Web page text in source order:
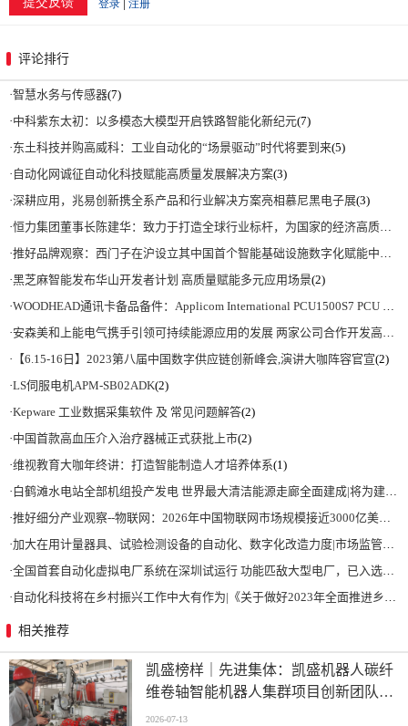
评论排行
·智慧水务与传感器(7)
·中科紫东太初：以多模态大模型开启铁路智能化新纪元(7)
·东土科技并购高威科：工业自动化的“场景驱动”时代将要到来(5)
· 自动化网诚征自动化科技赋能高质量发展解决方案(3)
·深耕应用，兆易创新携全系产品和行业解决方案亮相慕尼黑电子展(3)
·恒力集团董事长陈建华：致力于打造全球行业标杆，为国家的经济高质量发展贡献更大力量|上海电气集团党委书记、董事长吴磊来访
·推好品牌观察：西门子在沪设立其中国首个智能基础设施数字化赋能中心
·黑芝麻智能发布华山开发者计划 高质量赋能多元应用场景(2)
·WOODHEAD通讯卡备品备件：Applicom International PCU1500S7 PCU 1500 S7 V4.5.0
·安森美和上能电气携手引领可持续能源应用的发展 两家公司合作开发高性能储能和太阳能组串式逆变器方案 以实现可持续的未来
· 【6.15-16日】2023第八届中国数字供应链创新峰会,演讲大咖阵容官宣(2)
·LS伺服电机APM-SB02ADK(2)
·Kepware 工业数据采集软件 及 常见问题解答(2)
·中国首款高血压介入治疗器械正式获批上市(2)
·维视教育大咖年终讲：打造智能制造人才培养体系(1)
·白鹤滩水电站全部机组投产发电 世界最大清洁能源走廊全面建成|将为建设新型能源体系、保障国家能源安全、实现“双碳”目标提供有力支撑
·推好细分产业观察--物联网：2026年中国物联网市场规模接近3000亿美元 智慧工厂、智慧城市、智慧电网等将占60%以上
·加大在用计量器具、试验检测设备的自动化、数字化改造力度|市场监管总局 工业和信息化部 关于促进企业计量能力提升的指导意见
·全国首套自动化虚拟电厂系统在深圳试运行 功能匹敌大型电厂，已入选国际典型案例
· 自动化科技将在乡村振兴工作中大有作为|《关于做好2023年全面推进乡村振兴重点工作的意见》发布
相关推荐
凯盛榜样｜先进集体：凯盛机器人碳纤
维卷轴智能机器人集群项目创新团队
——迈向“智造”新高度
2026-07-13